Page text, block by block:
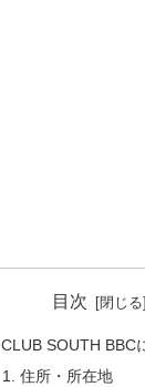
目次
CLUB SOUTH BBC
住所・所在地